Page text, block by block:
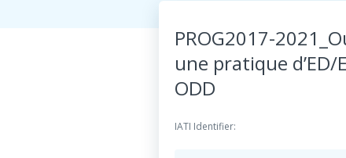
PROG2017-2021_
une pratique
ODD
IATI Identifier: